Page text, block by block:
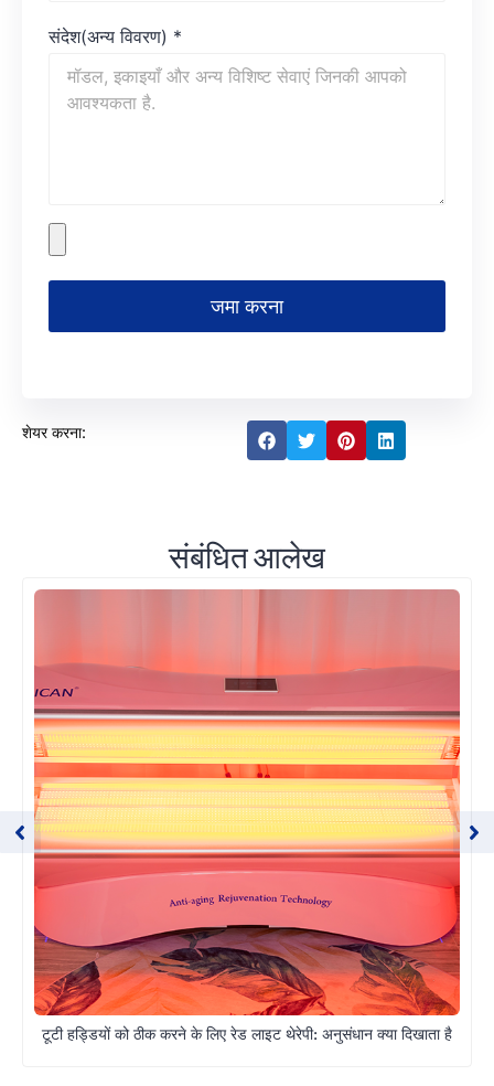
संदेश(अन्य विवरण) *
जमा करना
शेयर करना:
संबंधित आलेख
टूटी हड्डियों को ठीक करने के लिए रेड लाइट थेरेपी: अनुसंधान क्या दिखाता है